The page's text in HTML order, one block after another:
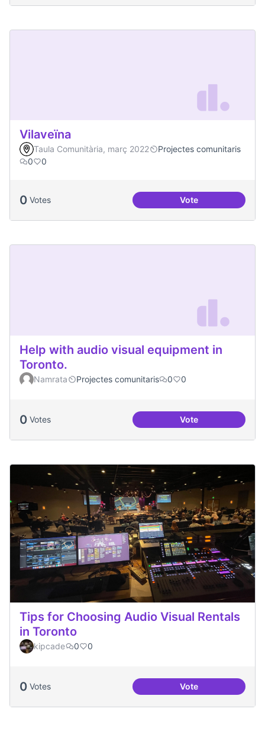
Vilaveïna
Taula Comunitària, març 2022
Projectes comunitaris
0
0
0 Votes VoteVilaveïna
Help with audio visual equipment in
Toronto.
Namrata Projectes comunitaris 0 0
0 Votes VoteHelp with audio
Tips for Choosing Audio Visual Rentals
in Toronto
kipcade 0 0
0 Votes VoteTips for Choosing